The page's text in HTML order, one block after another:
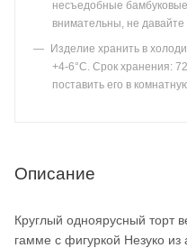
несъедобные бамбуковые
внимательны, не
Изделие хранить в
+4-6°С. Срок хранения:
поставить его в
Описание
Круглый одноярусный торт
гамме с фигуркой Незуко